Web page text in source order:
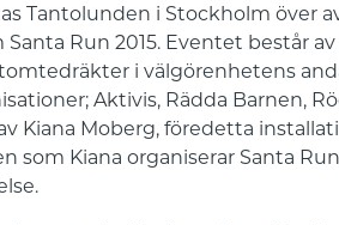
Tantolunden i Stockholm över
Run 2015. Eventet består
i välgörenhetens
Aktivis, Rädda Barnen,
Kiana Moberg, föredetta
som Kiana organiserar Santa